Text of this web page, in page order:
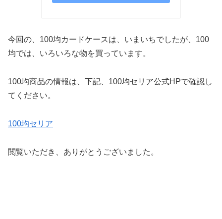
今回の、100均カードケースは、いまいちでしたが、100
均では、いろいろな物を買っています。
100均商品の情報は、下記、100均セリア公式HPで確認し
てください。
100均セリア
閲覧いただき、ありがとうございました。